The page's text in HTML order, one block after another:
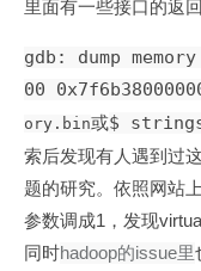
里面有一些接口的返回
gdb: dump
00
ory.bin或$
索后发现有人遇到过
题的研究。依照网站
参数调成1 ，发现
同时hadoop的issue里